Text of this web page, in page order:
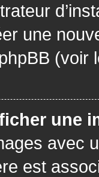
une
(voir
une
avec
est